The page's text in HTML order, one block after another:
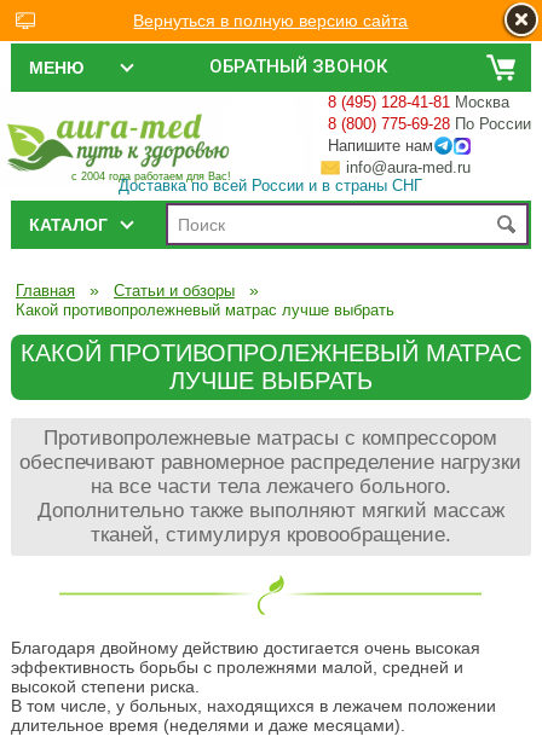
ОБРАТНЫЙ ЗВОНОК
МЕНЮ
с 2004 года работаем для Вас!
8 (495) 128-41-81 Москва
8 (800) 775-69-28 По России
Напишите нам
info@aura-med.ru
Доставка по всей России и в страны СНГ
КАТАЛОГ
Главная » Статьи и обзоры »
Какой противопролежневый матрас лучше выбрать
КАКОЙ ПРОТИВОПРОЛЕЖНЕВЫЙ МАТРАС
ЛУЧШЕ ВЫБРАТЬ
Противопролежневые матрасы с компрессором
обеспечивают равномерное распределение нагрузки
на все части тела лежачего больного.
Дополнительно также выполняют мягкий массаж
тканей, стимулируя кровообращение.
Благодаря двойному действию достигается очень высокая
эффективность борьбы с пролежнями малой, средней и
высокой степени риска.
В том числе, у больных, находящихся в лежачем положении
длительное время (неделями и даже месяцами).
Вернуться в полную версию сайта